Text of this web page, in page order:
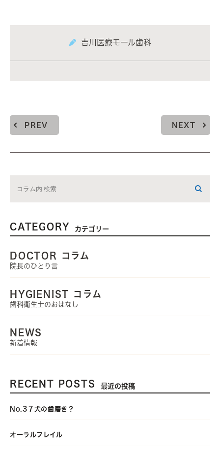
吉川医療モール歯科
PREV NEXT
CATEGORY カテゴリー
DOCTOR コラム
院長のひとり言
HYGIENIST コラム
歯科衛生士のおはなし
NEWS
新着情報
RECENT POSTS 最近の投稿
No.3７犬の歯磨き？
オーラルフレイル